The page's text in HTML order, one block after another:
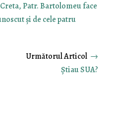
Patr. Bartolomeu face
și de cele patru
Știau SUA?
→